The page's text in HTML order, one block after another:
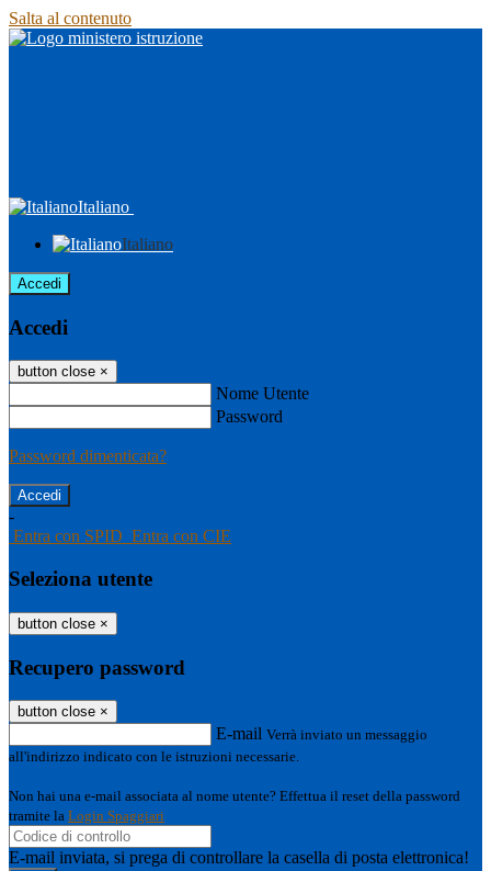
Salta al contenuto
Italiano
Italiano
Accedi
Accedi
button close ×
Nome Utente
Password
Password dimenticata?
-
Entra con SPID Entra con CIE
Seleziona utente
button close ×
Recupero password
button close ×
E-mail Verrà inviato un messaggio
all'indirizzo indicato con le istruzioni necessarie.
Non hai una e-mail associata al nome utente? Effettua il reset della password
tramite la Login Spaggiari
E-mail inviata, si prega di controllare la casella di posta elettronica!